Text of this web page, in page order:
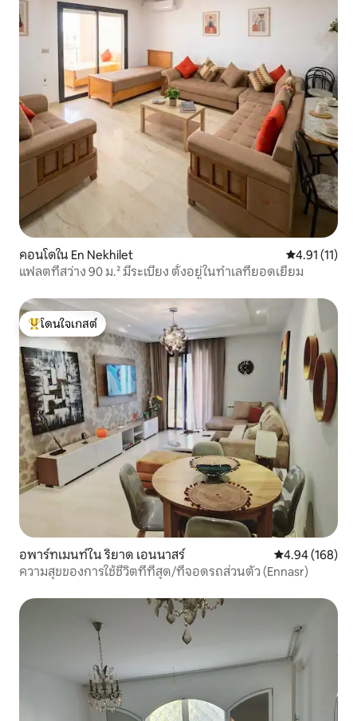
คอนโดใน En Nekhilet คะแนนเฉลี่ย
4.91 (11)
แฟลตที่สว่าง 90 ม.² มีระเบียง ตั้งอยู่ในทำเลที่ยอดเยี่ยม
โดนใจเกสต์ที่สุด
โดนใจเกสต์
อพาร์ทเมนท์ใน ริยาด เอนนาสร์ คะแนนเฉลี่ย
4.94 (168)
ความสุขของการใช้ชีวิตที่ที่สุด/ที่จอดรถส่วนตัว (Ennasr)